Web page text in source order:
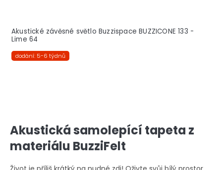
Akustické závěsné světlo Buzzispace BUZZICONE 133 -
Lime 64
dodání: 5-6 týdnů
Akustická samolepící tapeta z
materiálu BuzziFelt